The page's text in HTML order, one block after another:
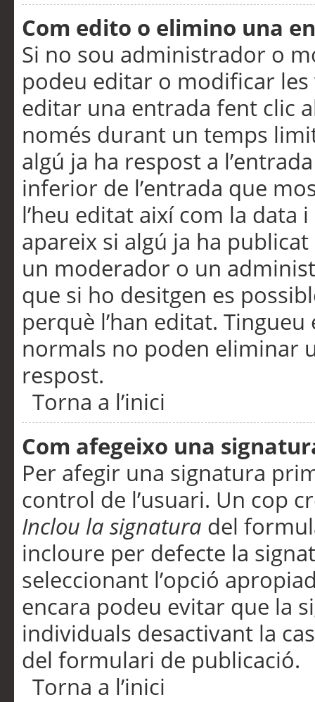
Com edito o elimino una
Si no sou administrador o
podeu editar o modificar
editar una entrada fent clic
només durant un temps
algú ja ha respost a
inferior de l’entrada que
l’heu editat així com la data
apareix si algú ja ha
un moderador o un
que si ho desitgen es
perquè l’han editat.
normals no poden eliminar
respost.
Torna a l’inici
Com afegeixo una
Per afegir una signatura
control de l’usuari. Un cop
Inclou la signatura del
incloure per defecte la
seleccionant l’opció
encara podeu evitar que la
individuals desactivant la
del formulari de publicació.
Torna a l’inici